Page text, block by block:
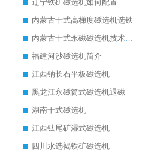
辽宁铁矿磁选机如何配置
内蒙古干式高梯度磁选机选铁
内蒙古干式永磁磁选机技术要求
福建河沙磁选机简介
江西钠长石平板磁选机
黑龙江永磁筒式磁选机退磁
湖南干式磁选机
江西钛尾矿湿式磁选机
四川水选褐铁矿磁选机